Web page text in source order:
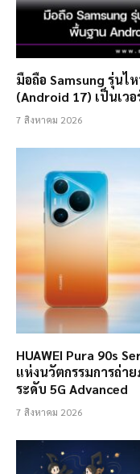
มือถือ Samsung รุ่นไ
(Android 17) เป็นเว
7 สิงหาคม 2026
HUAWEI Pura 90s
แห่งนวัตกรรมการถ่า
ระดับ 5G Advanced
7 สิงหาคม 2026